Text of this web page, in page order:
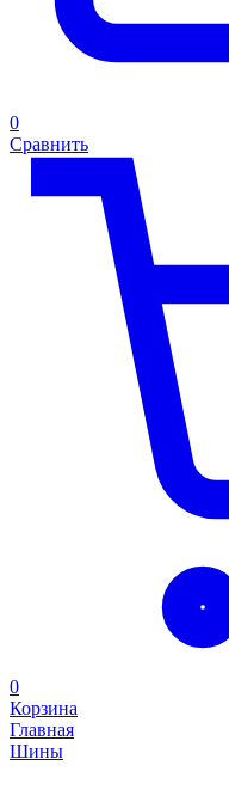
0
Сравнить
0
Корзина
Главная
Шины